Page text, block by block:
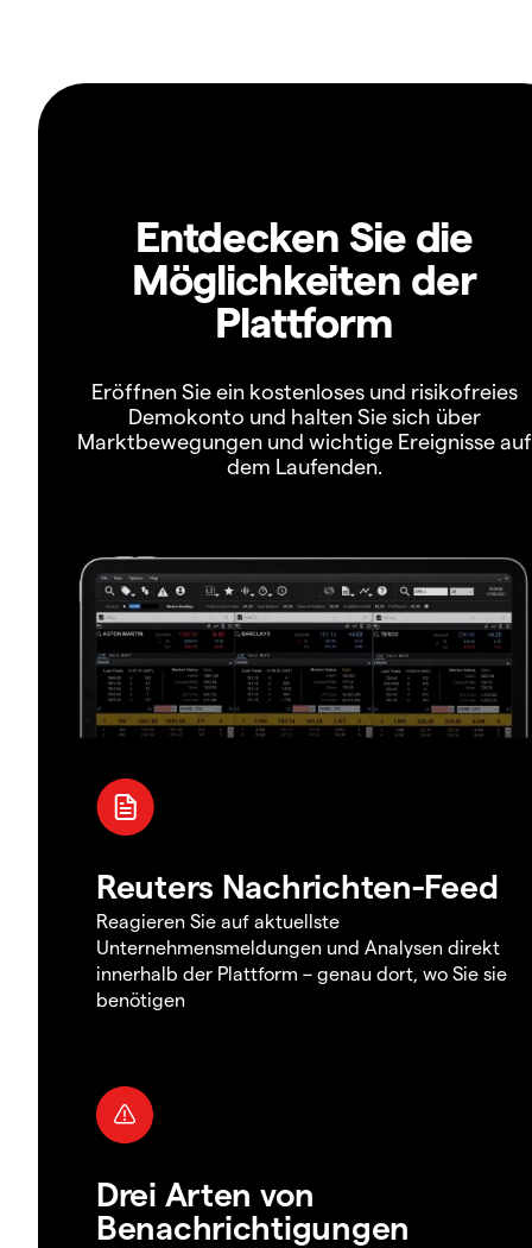
Entdecken Sie die
Möglichkeiten der
Plattform
Eröffnen Sie ein kostenloses und risikofreies
Demokonto und halten Sie sich über
Marktbewegungen und wichtige Ereignisse auf
dem Laufenden.
Reuters Nachrichten-Feed
Reagieren Sie auf aktuellste
Unternehmensmeldungen und Analysen direkt
innerhalb der Plattform – genau dort, wo Sie sie
benötigen
Drei Arten von
Benachrichtigungen